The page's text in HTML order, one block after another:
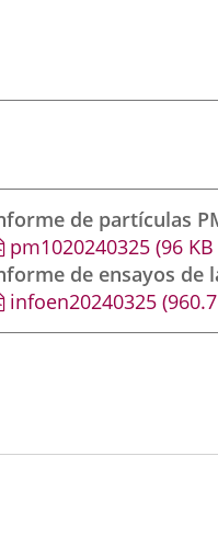
de partículas
pm1020240325 (96
de ensayos de
infoen20240325 (960.7